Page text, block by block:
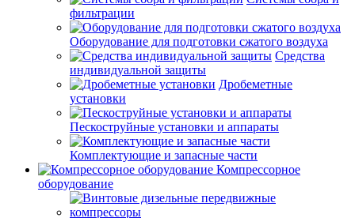
фильтрации
Оборудование для подготовки сжатого воздуха
Средства
индивидуальной защиты
Дробеметные
установки
Пескоструйные установки и аппараты
Комплектующие и запасные части
Компрессорное
оборудование